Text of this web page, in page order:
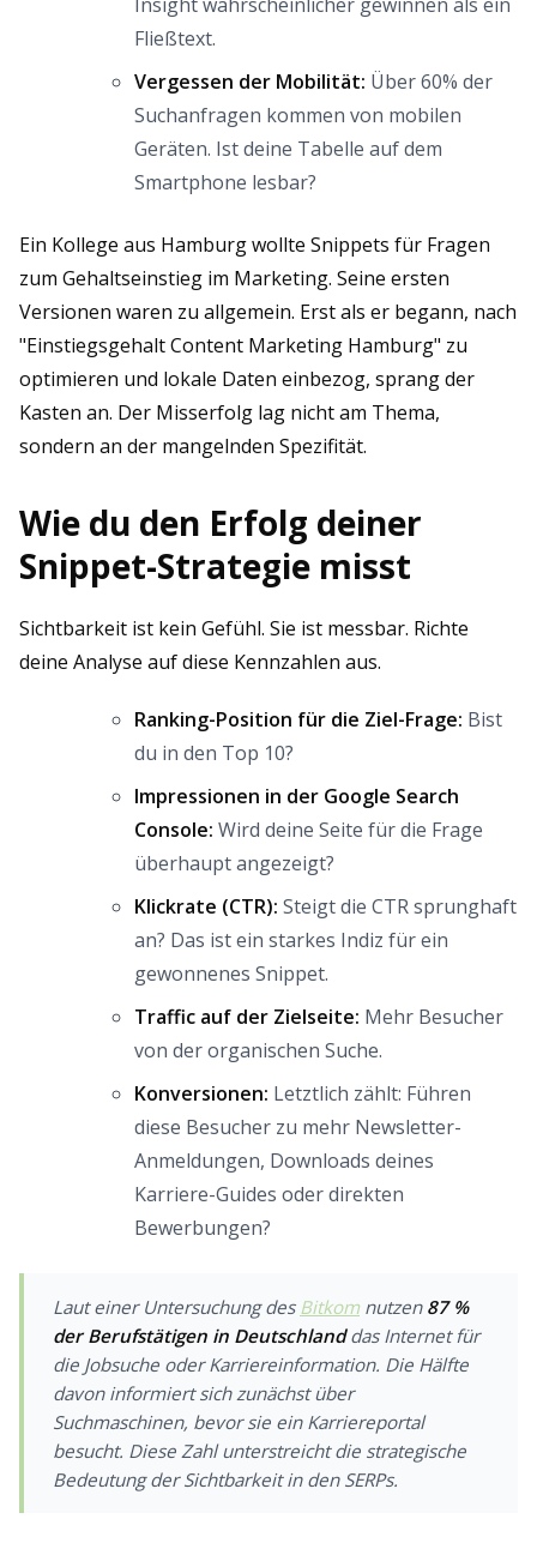
Fließtext.
Vergessen der Mobilität: Über 60% der
Suchanfragen kommen von mobilen
Geräten. Ist deine Tabelle auf dem
Smartphone lesbar?
Ein Kollege aus Hamburg wollte Snippets für Fragen
zum Gehaltseinstieg im Marketing. Seine ersten
Versionen waren zu allgemein. Erst als er begann, nach
"Einstiegsgehalt Content Marketing Hamburg" zu
optimieren und lokale Daten einbezog, sprang der
Kasten an. Der Misserfolg lag nicht am Thema,
sondern an der mangelnden Spezifität.
Wie du den Erfolg deiner
Snippet-Strategie misst
Sichtbarkeit ist kein Gefühl. Sie ist messbar. Richte
deine Analyse auf diese Kennzahlen aus.
Ranking-Position für die Ziel-Frage: Bist
du in den Top 10?
Impressionen in der Google Search
Console: Wird deine Seite für die Frage
überhaupt angezeigt?
Klickrate (CTR): Steigt die CTR sprunghaft
an? Das ist ein starkes Indiz für ein
gewonnenes Snippet.
Traffic auf der Zielseite: Mehr Besucher
von der organischen Suche.
Konversionen: Letztlich zählt: Führen
diese Besucher zu mehr Newsletter-
Anmeldungen, Downloads deines
Karriere-Guides oder direkten
Bewerbungen?
Laut einer Untersuchung des Bitkomnutzen 87 %
der Berufstätigen in Deutschlanddas Internet für
die Jobsuche oder Karriereinformation. Die Hälfte
davon informiert sich zunächst über
Suchmaschinen, bevor sie ein Karriereportal
besucht. Diese Zahl unterstreicht die strategische
Bedeutung der Sichtbarkeit in den SERPs.